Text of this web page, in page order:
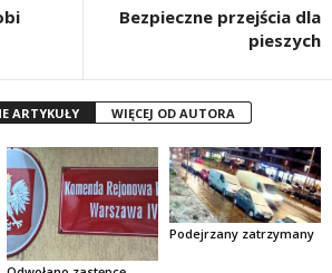
Bezpieczne przejścia dla
pieszych
ARTYKUŁY WIĘCEJ OD AUTORA
Podejrzany zatrzymany